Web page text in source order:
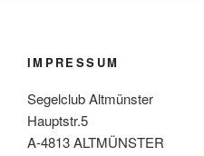
IMPRESSUM
Segelclub Altmünster
Hauptstr.5
A-4813 ALTMÜNSTER